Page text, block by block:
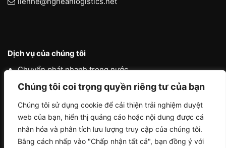
Chúng tôi coi trọng quyền riêng tư của bạn
Chúng tôi sử dụng cookie để cải thiện trải nghiệm duyệt
web của bạn, hiển thị quảng cáo hoặc nội dung được cá
nhân hóa và phân tích lưu lượng truy cập của chúng tôi.
Bằng cách nhấp vào "Chấp nhận tất cả", bạn đồng ý với
Dịch vụ của chúng tôi
Chuyển phát nhanh trong nước
Chuyển phát nhanh quốc tế
Liên vận quốc tế
Logistics vận tải nội địa